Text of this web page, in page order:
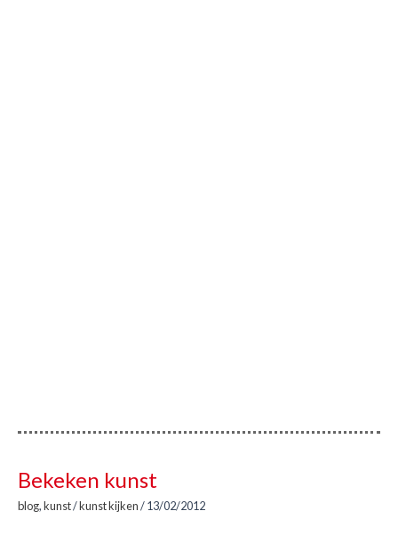
Bekeken kunst
blog,kunst/kunst kijken/13/02/2012